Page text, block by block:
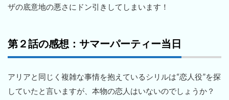
ザの底意地の悪さにドン引きしてしまいます！
第２話の感想：サマーパーティー当日
アリアと同じく複雑な事情を抱えているシリルは“恋人役”を探
していたと言いますが、本物の恋人はいないのでしょうか？